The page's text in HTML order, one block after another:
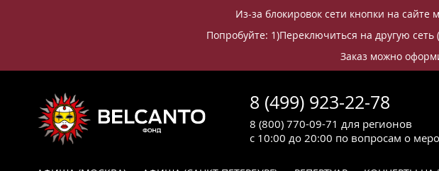
Из-за блокировок сети кнопки на сайте
Попробуйте: 1)Переключиться на другую
Заказ можно
8 (499) 923-22-78
с 10:00 до 20:00 по вопросам о
8 (800) 770-09-71 для регионов